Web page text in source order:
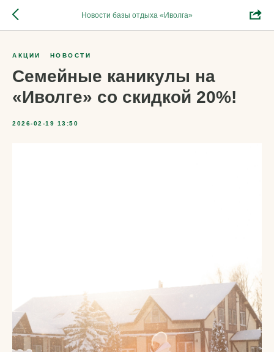
Новости базы отдыха «Иволга»
АКЦИИ НОВОСТИ
Семейные каникулы на
«Иволге» со скидкой 20%!
2026-02-19 13:50